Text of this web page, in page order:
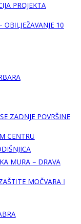
PROJEKTA
OBILJEŽAVANJE 10
ZADNJE POVRŠINE
CENTRU
MURA – DRAVA
MOČVARA I